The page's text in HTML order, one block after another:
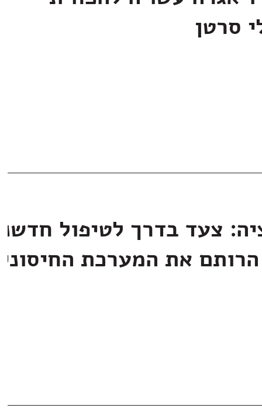
סרטן
צעד בדרך לטיפול
את המערכת